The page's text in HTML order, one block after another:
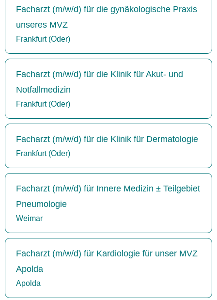
Facharzt (m/w/d) für die gynäkologische Praxis
unseres MVZ
Frankfurt (Oder)
Facharzt (m/w/d) für die Klinik für Akut- und
Notfallmedizin
Frankfurt (Oder)
Facharzt (m/w/d) für die Klinik für Dermatologie
Frankfurt (Oder)
Facharzt (m/w/d) für Innere Medizin ± Teilgebiet
Pneumologie
Weimar
Facharzt (m/w/d) für Kardiologie für unser MVZ
Apolda
Apolda